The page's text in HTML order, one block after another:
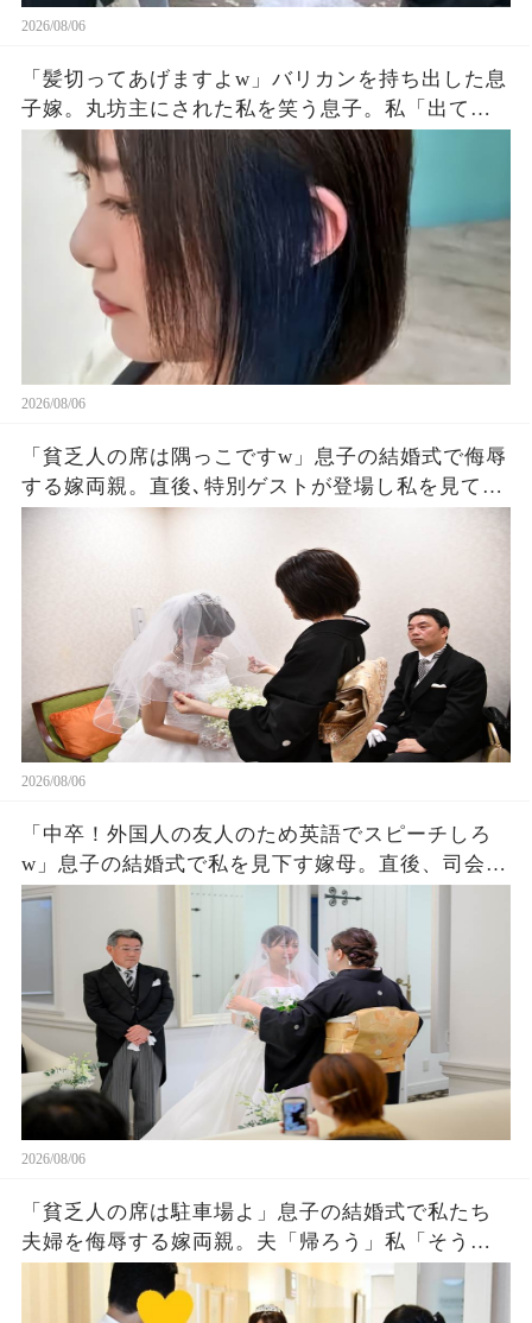
2026/08/06
「髪切ってあげますよw」バリカンを持ち出した息
子嫁。丸坊主にされた私を笑う息子。私「出てい
く…」息子夫婦「勝手にしろw」→翌朝、全財産を
持って姿を眩ませた結果…
2026/08/06
「貧乏人の席は隅っこですw」息子の結婚式で侮辱
する嫁両親。直後､特別ゲストが登場し私を見て
「社長！お元気そうで」嫁両親「え？」180度立場
2026/08/06
「中卒！外国人の友人のため英語でスピーチしろ
w」息子の結婚式で私を見下す嫁母。直後、司会が
私を名前を呼ぶと外国人「久しぶりダネ、社
長！」嫁母「え？」→壇上で完璧な英語を私がペ
ラペラ話した結果
2026/08/06
「貧乏人の席は駐車場よ」息子の結婚式で私たち
夫婦を侮辱する嫁両親。夫「帰ろう」私「そう
ね…」翌日、ある衝撃の事実を知った嫁両親から
大量着信が…w